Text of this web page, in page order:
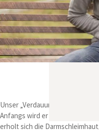
Unser
Anfangs wird er zusätzlich
erholt sich die